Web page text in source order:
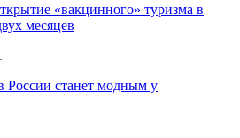
«вакцинного» туризма в
месяцев
России станет модным у